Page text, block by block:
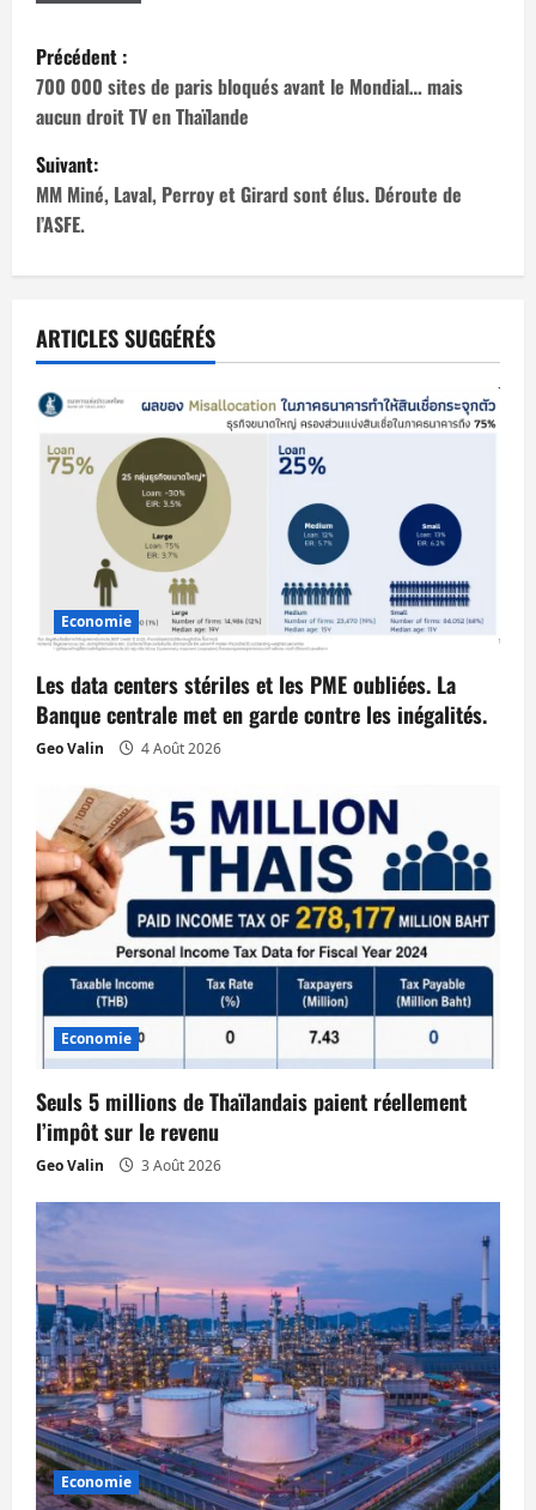
N
a
v
i
g
t
i
o
a
r
t
c
l
e
Précédent :
700 000 sites de paris bloqués avant le Mondial… mais
aucun droit TV en Thaïlande
Suivant:
MM Miné, Laval, Perroy et Girard sont élus. Déroute de
l’ASFE.
ARTICLES SUGGÉRÉS
Economie
Les data centers stériles et les PME oubliées. La
Banque centrale met en garde contre les inégalités.
Geo Valin 4 Août 2026
Economie
Seuls 5 millions de Thaïlandais paient réellement
l’impôt sur le revenu
Geo Valin 3 Août 2026
Economie